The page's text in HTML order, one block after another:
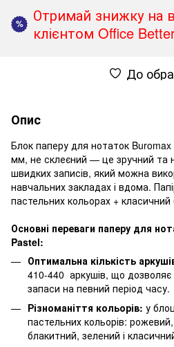
%
Отримай знижку на
клієнтом Office
До
Опис
Блок паперу для нотаток
мм, не склеєний — це зручний та
швидких записів, який можна
навчальних закладах і вдома.
пастельних кольорах + класичний
Основні переваги паперу для
Pastel:
Оптимальна кількість
410-440 аркушів, що
запаси на певний період часу.
Різноманіття кольорів: у
пастельних кольорів:
блакитний, зелений і